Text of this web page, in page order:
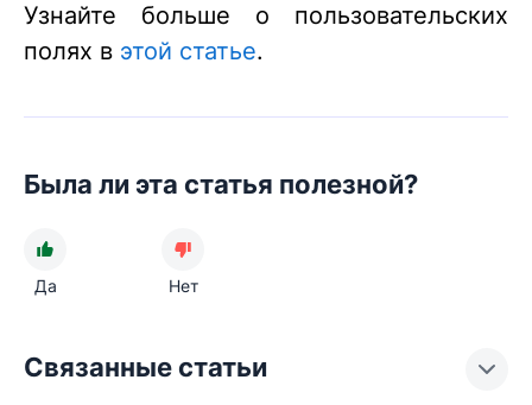
Узнайте больше о пользовательских
полях в этой статье.
Была ли эта статья полезной?
Да Нет
Связанные статьи